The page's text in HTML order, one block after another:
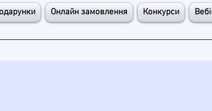
Онлайн замовлення Конкурси